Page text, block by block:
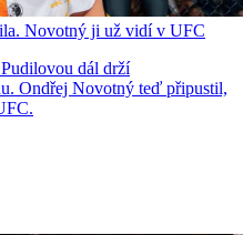
Novotný ji už vidí v UFC
dál drží
Ondřej Novotný teď připustil,